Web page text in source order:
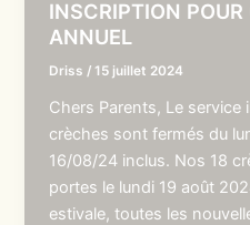
INSCRIPTION
ANNUEL
Driss /15 juillet 2024
Chers Parents, Le
crèches sont fermés du
16/08/24 inclus. Nos 18
portes le lundi 19 août
estivale, toutes les